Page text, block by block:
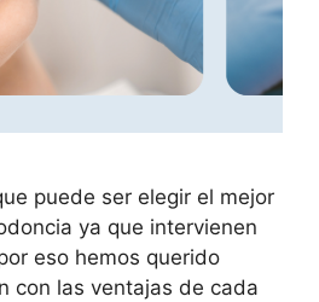
puede ser elegir el mejor
ya que intervienen
eso hemos querido
con las ventajas de cada